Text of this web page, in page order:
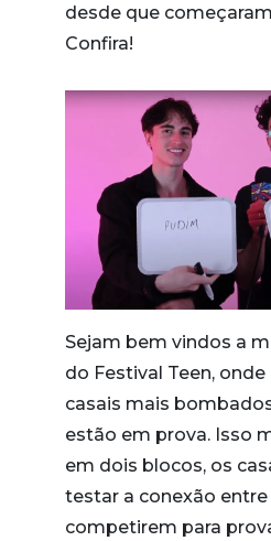
desde que
Confira!
Sejam bem vindos a
do Festival Teen, onde
casais mais
estão em prova. Isso
em dois blocos, os
testar a conexão entre
competirem para